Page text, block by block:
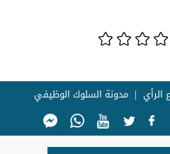
الرأي مدونة السلوك الوظيفي